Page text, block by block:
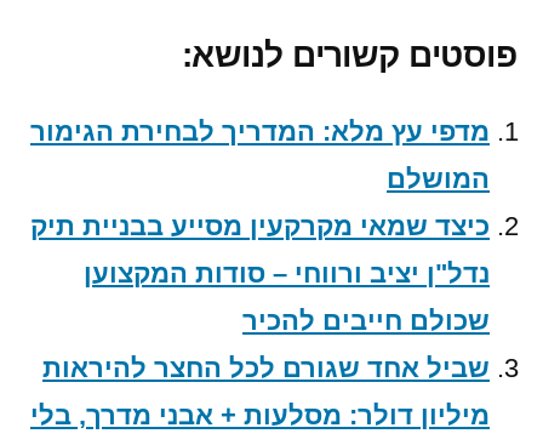
פוסטים קשורים לנושא:
מדפי עץ מלא: המדריך לבחירת הגימור
המושלם
כיצד שמאי מקרקעין מסייע בבניית תיק
נדל"ן יציב ורווחי – סודות המקצוען
שכולם חייבים להכיר
שביל אחד שגורם לכל החצר להיראות
מיליון דולר: מסלעות + אבני מדרך, בלי